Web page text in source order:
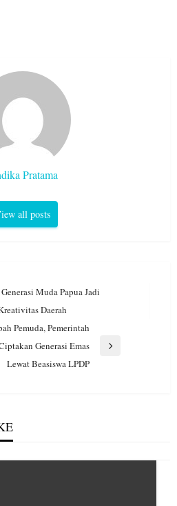
Pratama
all posts
Muda Papua Jadi
Daerah
Pemuda, Pemerintah
Generasi Emas
Lewat Beasiswa LPDP